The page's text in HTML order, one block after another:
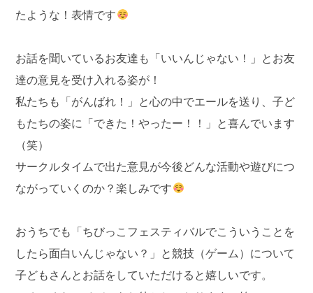
たような！表情です
お話を聞いているお友達も「いいんじゃない！」とお友
達の意見を受け入れる姿が！
私たちも「がんばれ！」と心の中でエールを送り、子ど
もたちの姿に「できた！やったー！！」と喜んでいます
（笑）
サークルタイムで出た意見が今後どんな活動や遊びにつ
ながっていくのか？楽しみです
おうちでも「ちびっこフェスティバルでこういうことを
したら面白いんじゃない？」と競技（ゲーム）について
子どもさんとお話をしていただけると嬉しいです。